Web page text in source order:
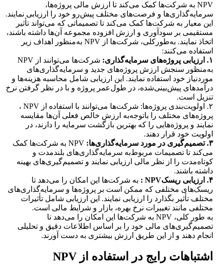
NPV به شرکت‌ها کمک می‌کند تا ارزش مالی پروژه‌ها،
سرمایه‌گذاری‌ها و فرصت‌های مختلف پیش‌رو خود را ارزیابی نمایند.
این معیار به شرکت‌ها کمک می‌کند تا تصمیماتی که می‌تواند تأثیر
مستقیمی بر سودآوری و ارزش افزوده مجموعه آن‌ها داشته باشند،
اتخاذ نمایند. به‌طور‌کلی، شرکت‌ها از NPV به‌منظور اهداف زیر
استفاده می‌کنند:
۱. ارزیابی پروژه‌های سرمایه‌گذاری:
شرکت‌ها می‌توانند از NPV
به‌منظور سنجش ارزش پروژه‌های جدید و سرمایه‌گذاری‌های
مورد‌نیاز خود استفاده نمایند. این ارزیابی شامل محاسبه هزینه‌ها و
درآمدهای پیش‌بینی‌شده، در طول‌عمر پروژه و با در نظر گرفتن نرخ
تنزیل است.
۲. اولویت‌بندی پروژه‌ها: شرکت‌ها می‌توانند با استفاده از NPV ،
پروژه‌های مختلف را با‌توجه‌به ارزش خالص فعلی آن‌ها مقایسه
نمایند و پروژه‌هایی را که بهترین بازگشت سرمایه را دارند، در
اولویت خود قرار دهند.
۳. تصمیم‌گیری در مورد سرمایه‌گذاری‌ها:
NPV به شرکت‌ها کمک
می‌کند تا تصمیمات مربوط‌به سرمایه‌گذاری‌های بلندمدت و
کوتاه‌مدت را از نظر مالی ارزیابی نمایند و تصمیم‌گیری‌های بهینه
داشته باشند.
۴. ارزیابی ریسکNPV :
به شرکت‌ها این امکان را می‌دهد تا
ریسک‌های مختلفی که ممکن است بر پروژه‌ها و سرمایه‌گذاری‌های
مختلف تأثیر بگذارد را ارزیابی نمایند. این ارزیابی شامل تأثیرات
مختلفی مانند تغییرات نرخ بهره، بازار و شرایط مالی است.
به طور کلی، NPV به شرکت‌ها این امکان را می‌دهد تا
تصمیم‌گیری‌های مالی خود را بر اساس اطلاعات دقیق و تحلیلی
انجام دهند و از این طریق ارزش‌ بیشتری به دست آورند.
اشتباهات رایج در استفاده از NPV